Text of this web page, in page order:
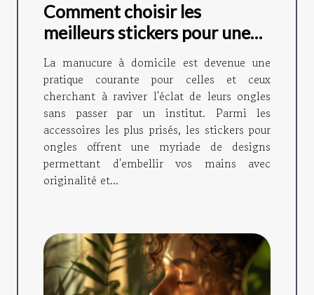
Comment choisir les
meilleurs stickers pour une
manucure maison ?
La manucure à domicile est devenue une
pratique courante pour celles et ceux
cherchant à raviver l'éclat de leurs ongles
sans passer par un institut. Parmi les
accessoires les plus prisés, les stickers pour
ongles offrent une myriade de designs
permettant d'embellir vos mains avec
originalité et...